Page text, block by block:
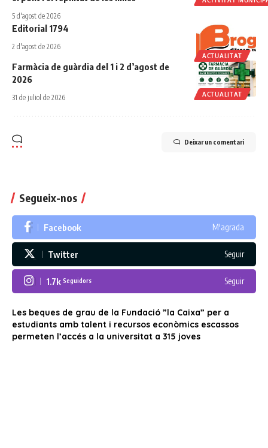
5 d'agost de 2026
ACTUALITAT
Editorial 1794
2 d'agost de 2026
ACTUALITAT
Farmàcia de guàrdia del 1 i 2 d’agost de
2026
31 de juliol de 2026
Deixar un comentari
Segueix-nos
Facebook M'agrada
Twitter Seguir
1.7k Seguidors Seguir